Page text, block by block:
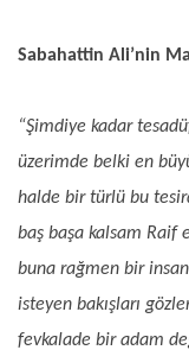
Sabahattin Ali’nin
“Şimdiye kadar
üzerimde belki en
halde bir türlü bu
baş başa kalsam Raif
buna rağmen bir
isteyen bakışları
fevkalade bir adam